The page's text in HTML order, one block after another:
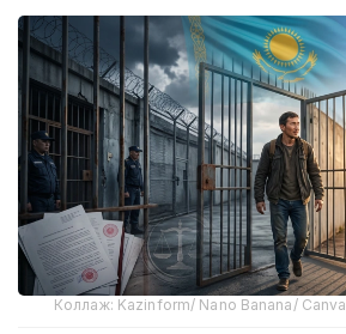
Коллаж: Kazinform/ Nano Banana/ Canva